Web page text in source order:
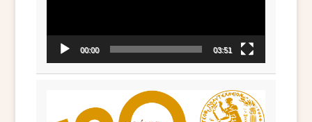
00:00 03:51